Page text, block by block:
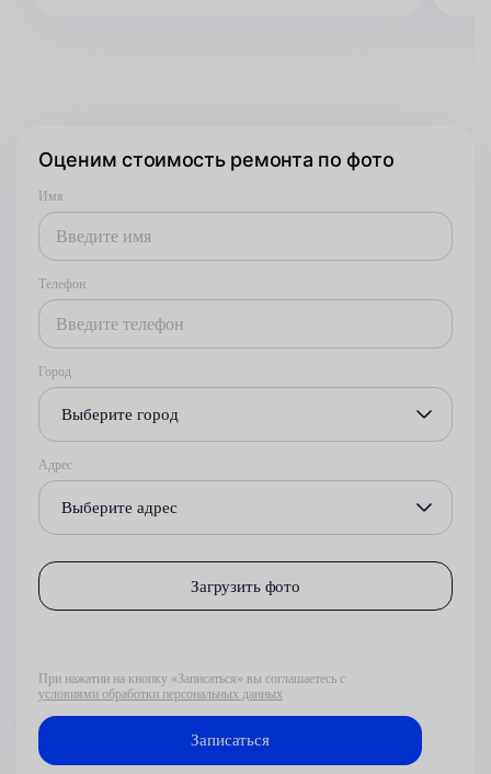
Оценим стоимость ремонта по фото
Имя
Телефон
Город
Выберите город
Адрес
Выберите адрес
Загрузить фото
При нажатии на кнопку «Записаться» вы соглашаетесь с
условиями обработки персональных данных